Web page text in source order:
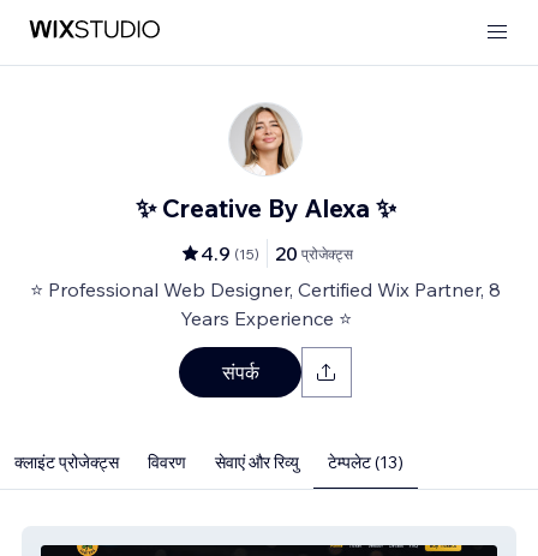
✨ Creative By Alexa ✨
4.9 (15) 20 प्रोजेक्ट्स
⭐ Professional Web Designer, Certified Wix Partner, 8
Years Experience ⭐
संपर्क
क्लाइंट प्रोजेक्ट्स विवरण सेवाएं और रिव्यु टेम्पलेट (13)